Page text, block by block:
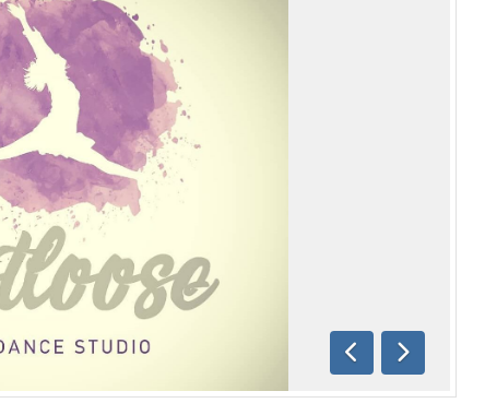
Προηγούμενη
Επόμενη